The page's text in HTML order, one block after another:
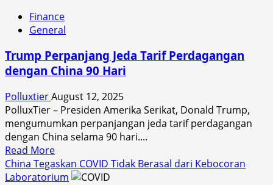
Serangan
Israel
RS
Gaza
Tewaskan
Jurnalis
Finance
General
Trump Perpanjang Jeda Tarif Perdagangan
dengan China 90 Hari
PolluxtierAugust 12, 2025
PolluxTier – Presiden Amerika Serikat, Donald Trump,
mengumumkan perpanjangan jeda tarif perdagangan
dengan China selama 90 hari....
Read MoreRead
more
about
China Tegaskan COVID Tidak Berasal dari Kebocoran
Laboratorium